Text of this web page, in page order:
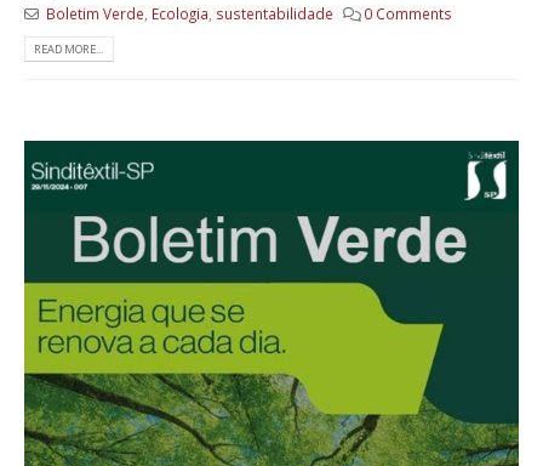
Boletim Verde Ecologia sustentabilidade 0 Comments
READ MORE...